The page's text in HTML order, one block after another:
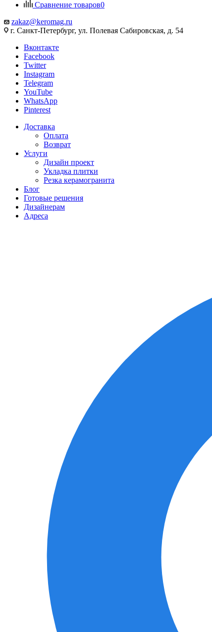
Сравнение товаров0
zakaz@keromag.ru
г. Санкт-Петербург, ул. Полевая Сабировская, д. 54
Вконтакте
Facebook
Twitter
Instagram
Telegram
YouTube
WhatsApp
Pinterest
Доставка
Оплата
Возврат
Услуги
Дизайн проект
Укладка плитки
Резка керамогранита
Блог
Готовые решения
Дизайнерам
Адреса